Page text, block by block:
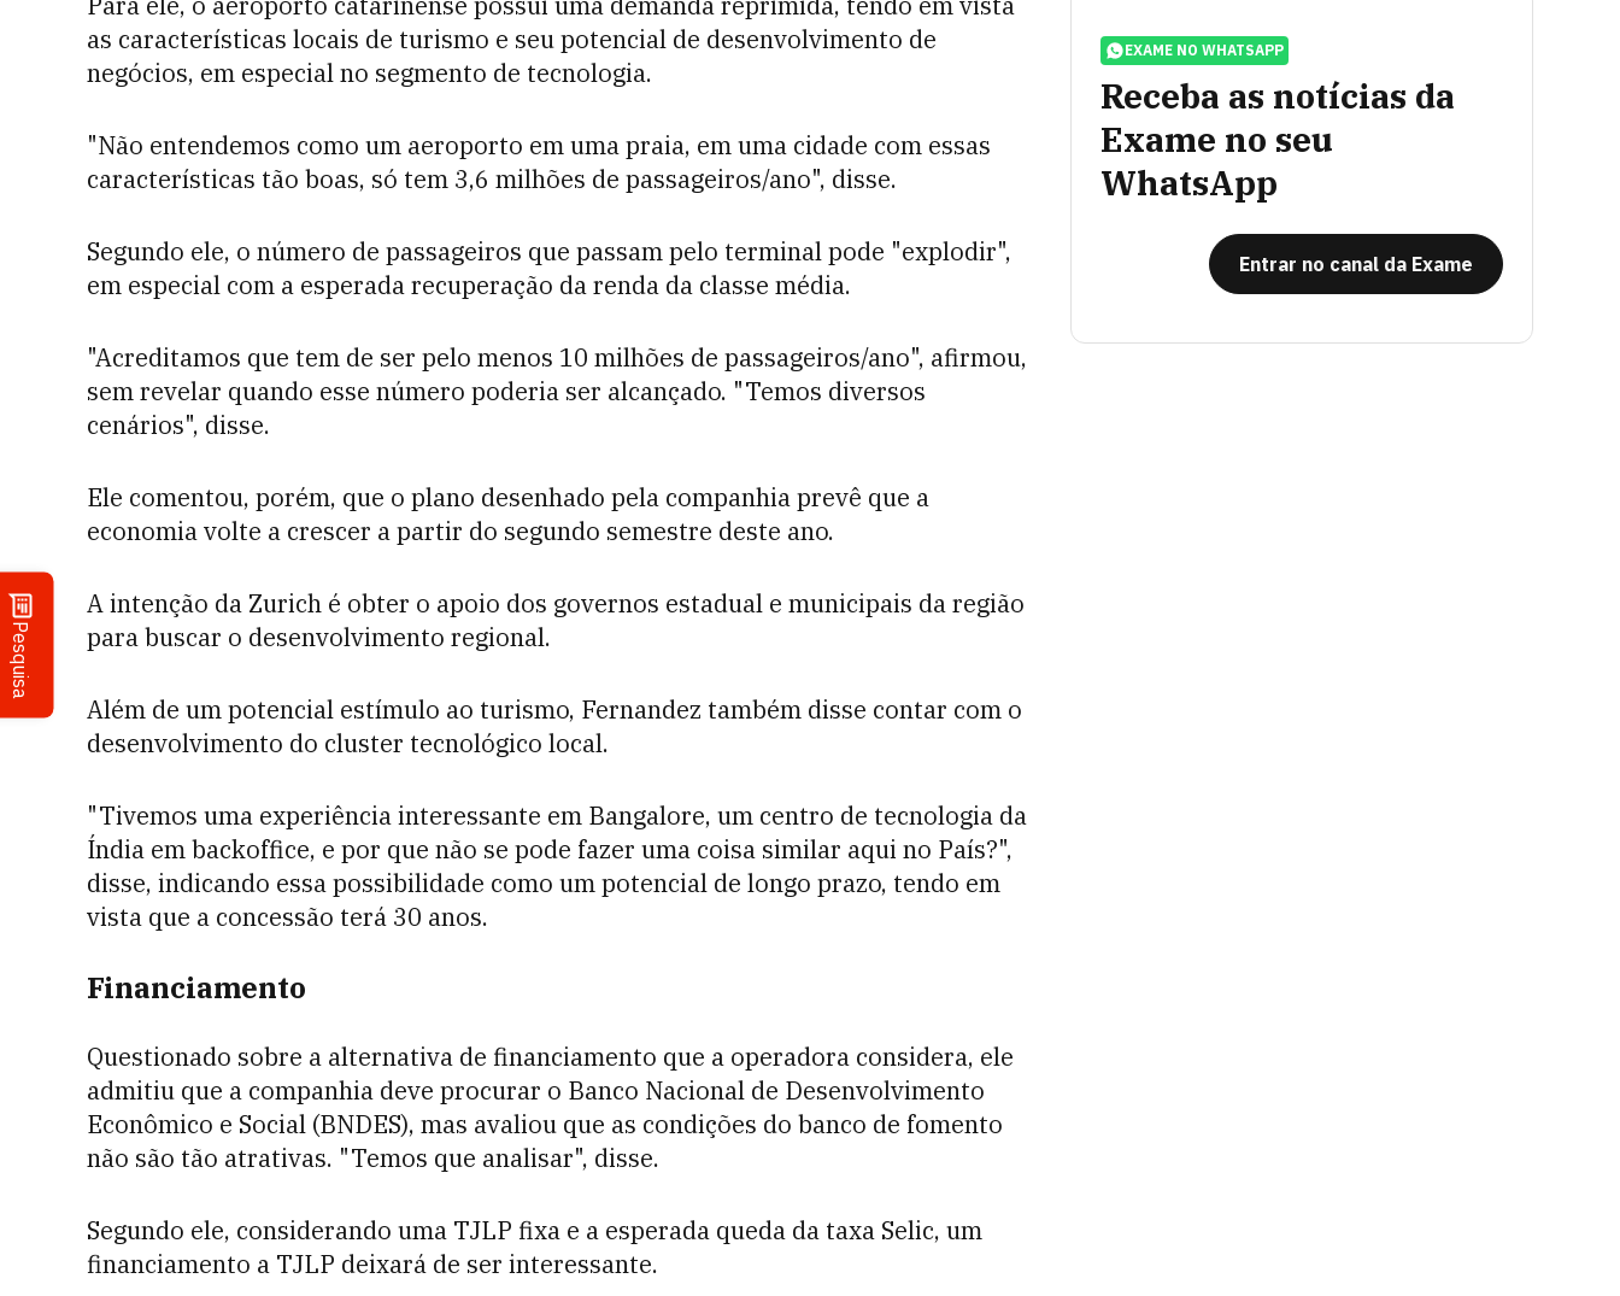
Pesquisa
as características locais de turismo e seu potencial de desenvolvimento de
negócios, em especial no segmento de tecnologia.
"Não entendemos como um aeroporto em uma praia, em uma cidade com essas
características tão boas, só tem 3,6 milhões de passageiros/ano", disse.
Segundo ele, o número de passageiros que passam pelo terminal pode "explodir",
em especial com a esperada recuperação da renda da classe média.
"Acreditamos que tem de ser pelo menos 10 milhões de passageiros/ano", afirmou,
sem revelar quando esse número poderia ser alcançado. "Temos diversos
cenários", disse.
Ele comentou, porém, que o plano desenhado pela companhia prevê que a
economia volte a crescer a partir do segundo semestre deste ano.
A intenção da Zurich é obter o apoio dos governos estadual e municipais da região
para buscar o desenvolvimento regional.
Além de um potencial estímulo ao turismo, Fernandez também disse contar com o
desenvolvimento do cluster tecnológico local.
"Tivemos uma experiência interessante em Bangalore, um centro de tecnologia da
Índia em backoffice, e por que não se pode fazer uma coisa similar aqui no País?",
disse, indicando essa possibilidade como um potencial de longo prazo, tendo em
vista que a concessão terá 30 anos.
Financiamento
Questionado sobre a alternativa de financiamento que a operadora considera, ele
admitiu que a companhia deve procurar o Banco Nacional de Desenvolvimento
Econômico e Social (BNDES), mas avaliou que as condições do banco de fomento
não são tão atrativas. "Temos que analisar", disse.
Segundo ele, considerando uma TJLP fixa e a esperada queda da taxa Selic, um
financiamento a TJLP deixará de ser interessante.
EXAME NO WHATSAPP
Receba as notícias da
Exame no seu
WhatsApp
Entrar no canal da Exame